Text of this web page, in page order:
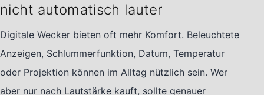
nicht automatisch lauter
Digitale Wecker bieten oft mehr Komfort. Beleuchtete
Anzeigen, Schlummerfunktion, Datum, Temperatur
oder Projektion können im Alltag nützlich sein. Wer
aber nur nach Lautstärke kauft, sollte genauer